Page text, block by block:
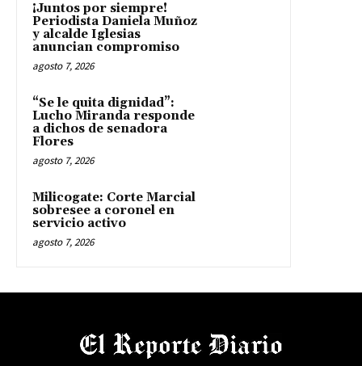
¡Juntos por siempre!
Periodista Daniela Muñoz
y alcalde Iglesias
anuncian compromiso
agosto 7, 2026
“Se le quita dignidad”:
Lucho Miranda responde
a dichos de senadora
Flores
agosto 7, 2026
Milicogate: Corte Marcial
sobresee a coronel en
servicio activo
agosto 7, 2026